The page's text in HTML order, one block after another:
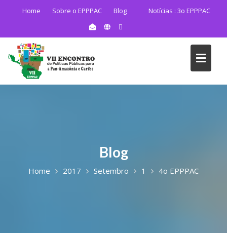
Home Sobre o EPPPAC Blog Notícias : 3o EPPPAC
Blog
Home 2017 Setembro 1 4o EPPPAC